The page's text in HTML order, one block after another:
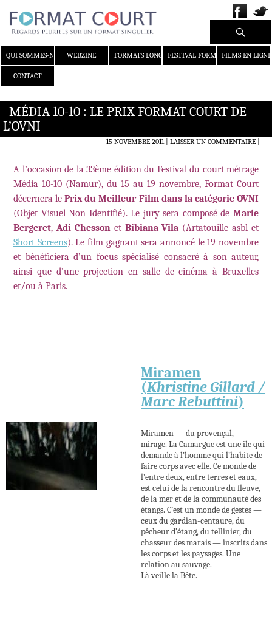
QUI SOMMES-NOUS ?WEBZINE FORMATS LONGS FESTIVAL FORMAT COURT
FILMS EN LIGNE
CONTACT
Recherche
MÉDIA 10-10 : LE PRIX FORMAT COURT DE
L’OVNI
15 NOVEMBRE 2011 LAISSER UN COMMENTAIRE|
A l’occasion de la 33ème édition du Festival du court métrage
Média 10-10 (Namur), du 15 au 19 novembre, Format Court
décernera lePrix du Meilleur Film dans la catégorie OVNI
(Objet Visuel Non Identifié).Le jury sera composé deMarie
Bergeret, Adi Chessonet Bibiana Vila (Artatouille asbl et
Short Screens).Le film gagnant sera annoncé le 19 novembre
et bénéficiera d’un focus spécialisé consacré à son auteur,
ainsi que d’une projection en salle de cinéma à Bruxelles
et/ou à Paris.
Miramen
(Khristine Gillard /
Marc Rebuttini)
Miramen — du provençal,
mirage. La Camargue est une île qui
demande à l’homme qui l’habite de
faire corps avec elle. Ce monde de
l’entre deux, entre terres et eaux,
est celui de la rencontre du fleuve,
de la mer et de la communauté des
étangs. C’est un monde de gestes —
ceux du gardian-centaure, du
pêcheur d’étang, du tellinier, du
chasseur des marais — inscrits dans
les corps et les paysages. Une
relation au sauvage.
Là veille la Bête.